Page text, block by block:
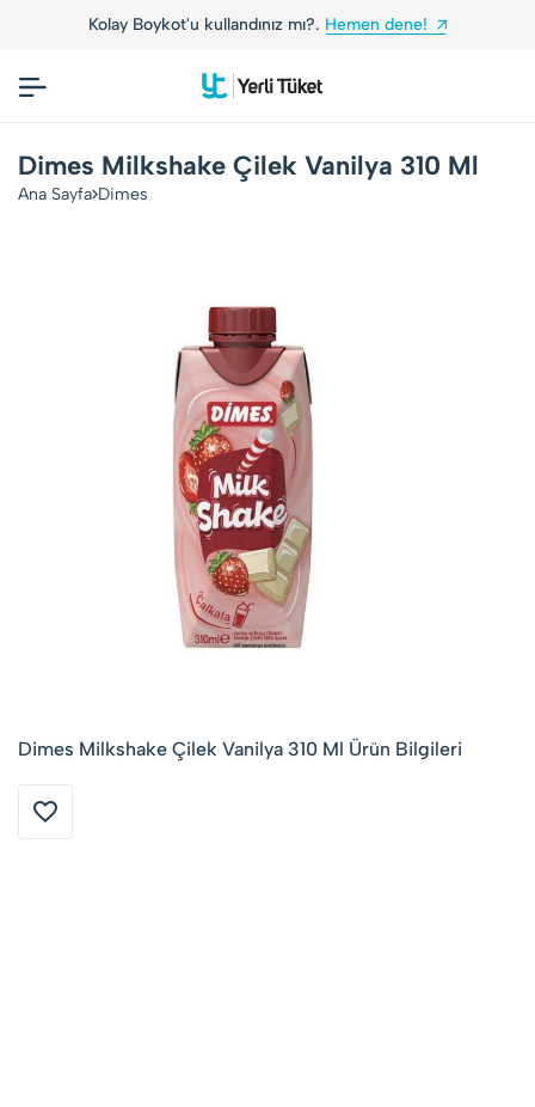
Kolay Boykot'u kullandınız mı?. Hemen dene!
Dimes Milkshake Çilek Vanilya 310 Ml
Ana Sayfa Dimes
Dimes Milkshake Çilek Vanilya 310 Ml Ürün Bilgileri